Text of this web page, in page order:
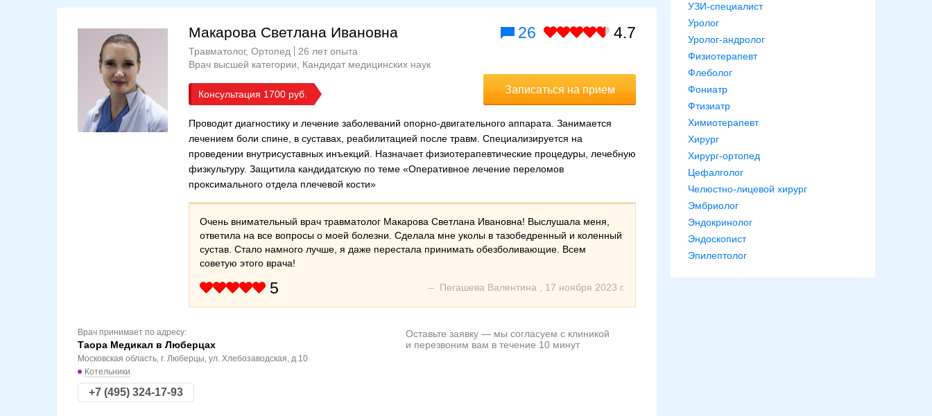
Макарова Светлана Ивановна 26 4.7
Травматолог, Ортопед
26 лет опыта
Врач высшей категории
Кандидат медицинских наук
Консультация 1700 руб. Записаться на прием
Проводит диагностику и лечение заболеваний опорно-двигательного аппарата. Занимается
лечением боли спине, в суставах, реабилитацией после травм. Специализируется на
проведении внутрисуставных инъекций. Назначает физиотерапевтические процедуры, лечебную
физкультуру. Защитила кандидатскую по теме «Оперативное лечение переломов
проксимального отдела плечевой кости»
Очень внимательный врач травматолог Макарова Светлана Ивановна! Выслушала меня,
ответила на все вопросы о моей болезни. Сделала мне уколы в тазобедренный и коленный
сустав. Стало намного лучше, я даже перестала принимать обезболивающие. Всем
советую этого врача!
5 – Пегашева Валентина 17 ноября 2023 г.
Врач принимает по адресу:
Таора Медикал в Люберцах
Московская область, г. Люберцы, ул. Хлебозаводская, д.10
Котельники
+7 (495) 324-17-93
Оставьте заявку — мы согласуем с клиникой
и перезвоним вам в течение 10 минут
УЗИ-специалист
Уролог
Уролог-андролог
Физиотерапевт
Флеболог
Фониатр
Фтизиатр
Химиотерапевт
Хирург
Хирург-ортопед
Цефалголог
Челюстно-лицевой хирург
Эмбриолог
Эндокринолог
Эндоскопист
Эпилептолог